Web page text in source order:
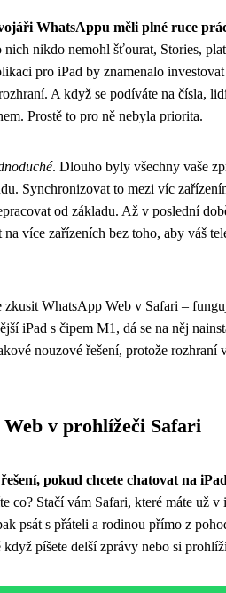
WhatsAppu měli plné ruce
nikdo nemohl šťourat, Stories,
pro iPad by znamenalo investovat
A když se podíváte na čísla,
Prostě to pro ně nebyla priorita.
. Dlouho byly všechny vaše
Synchronizovat to mezi víc
od základu. Až v poslední
více zařízeních bez toho, aby váš
zkusit WhatsApp Web v Safari –
iPad s čipem M1, dá se na něj
nouzové řešení, protože rozhraní
v prohlížeči Safari
pokud chcete chatovat na
co? Stačí vám Safari, které máte už v
psát s přáteli a rodinou přímo z
píšete delší zprávy nebo si